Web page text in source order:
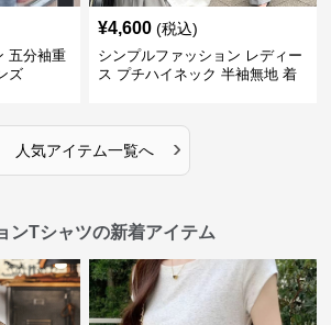
五分袖重
ズ
¥4,600 (税込)
シンプルファッション レディー
ス プチハイネック 半袖無地 着
人気アイテム一覧へ ›
ンTシャツの新着アイテム